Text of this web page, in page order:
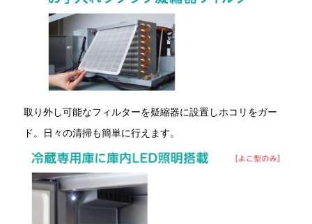
取り外し可能なフィルターを疑縮器に設置しホコリをガー
ド。日々の清掃も簡単に行えます。